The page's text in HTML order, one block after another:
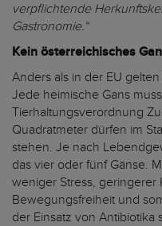
verpflichtende
Gastronomie.“
Kein österreichisches
Anders als in der EU
Jede heimische Gans
Tierhaltungsverordnung
Quadratmeter dürfen im
stehen. Je nach
das vier oder fünf Gänse.
weniger Stress, geringerer
Bewegungsfreiheit und
der Einsatz von Antibiotika